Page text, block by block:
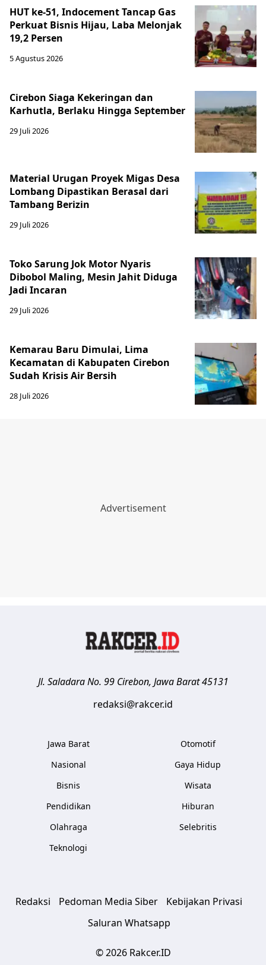
HUT ke-51, Indocement Tancap Gas
Perkuat Bisnis Hijau, Laba Melonjak
19,2 Persen
5 Agustus 2026
Cirebon Siaga Kekeringan dan
Karhutla, Berlaku Hingga September
29 Juli 2026
Material Urugan Proyek Migas Desa
Lombang Dipastikan Berasal dari
Tambang Berizin
29 Juli 2026
Toko Sarung Jok Motor Nyaris
Dibobol Maling, Mesin Jahit Diduga
Jadi Incaran
29 Juli 2026
Kemarau Baru Dimulai, Lima
Kecamatan di Kabupaten Cirebon
Sudah Krisis Air Bersih
28 Juli 2026
Jl. Saladara No. 99 Cirebon, Jawa Barat 45131
redaksi@rakcer.id
Jawa Barat
Nasional
Bisnis
Pendidikan
Olahraga
Teknologi
Otomotif
Gaya Hidup
Wisata
Hiburan
Selebritis
Redaksi Pedoman Media Siber
Kebijakan Privasi
Saluran Whatsapp
© 2026 Rakcer.ID